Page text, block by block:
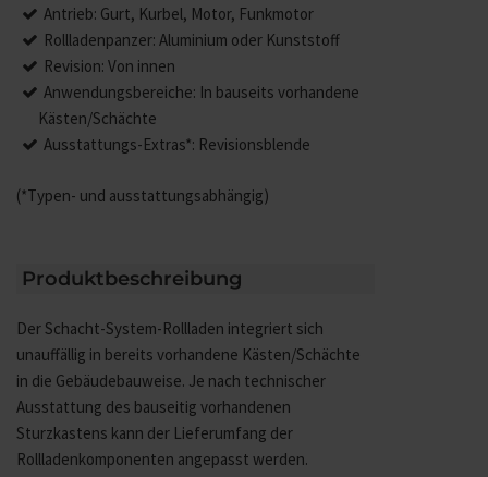
Antrieb: Gurt, Kurbel, Motor, Funkmotor
Rollladenpanzer: Aluminium oder Kunststoff
Revision: Von innen
Anwendungsbereiche: In bauseits vorhandene
Kästen/Schächte
Ausstattungs-Extras*: Revisionsblende
(*Typen- und ausstattungsabhängig)
Produktbeschreibung
Der Schacht-System-Rollladen integriert sich
unauffällig in bereits vorhandene Kästen/Schächte
in die Gebäudebauweise. Je nach technischer
Ausstattung des bauseitig vorhandenen
Sturzkastens kann der Lieferumfang der
Rollladenkomponenten angepasst werden.